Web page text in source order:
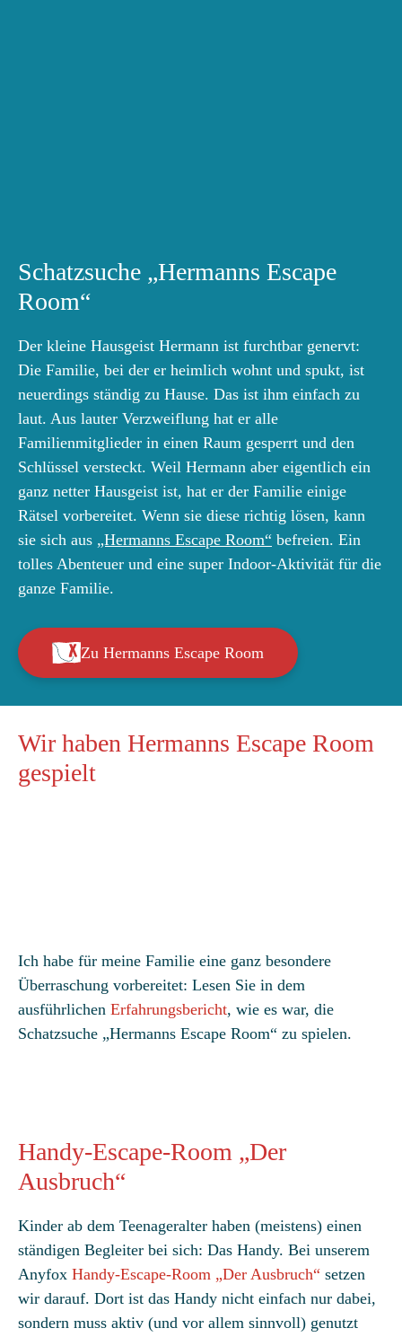
Schatzsuche „Hermanns Escape
Room“
Der kleine Hausgeist Hermann ist furchtbar genervt:
Die Familie, bei der er heimlich wohnt und spukt, ist
neuerdings ständig zu Hause. Das ist ihm einfach zu
laut. Aus lauter Verzweiflung hat er alle
Familienmitglieder in einen Raum gesperrt und den
Schlüssel versteckt. Weil Hermann aber eigentlich ein
ganz netter Hausgeist ist, hat er der Familie einige
Rätsel vorbereitet. Wenn sie diese richtig lösen, kann
sie sich aus „Hermanns Escape Room“ befreien. Ein
tolles Abenteuer und eine super Indoor-Aktivität für die
ganze Familie.
Zu Hermanns Escape Room
Wir haben Hermanns Escape Room
gespielt
Ich habe für meine Familie eine ganz besondere
Überraschung vorbereitet: Lesen Sie in dem
ausführlichen Erfahrungsbericht, wie es war, die
Schatzsuche „Hermanns Escape Room“ zu spielen.
Handy-Escape-Room „Der
Ausbruch“
Kinder ab dem Teenageralter haben (meistens) einen
ständigen Begleiter bei sich: Das Handy. Bei unserem
Anyfox Handy-Escape-Room „Der Ausbruch“ setzen
wir darauf. Dort ist das Handy nicht einfach nur dabei,
sondern muss aktiv (und vor allem sinnvoll) genutzt